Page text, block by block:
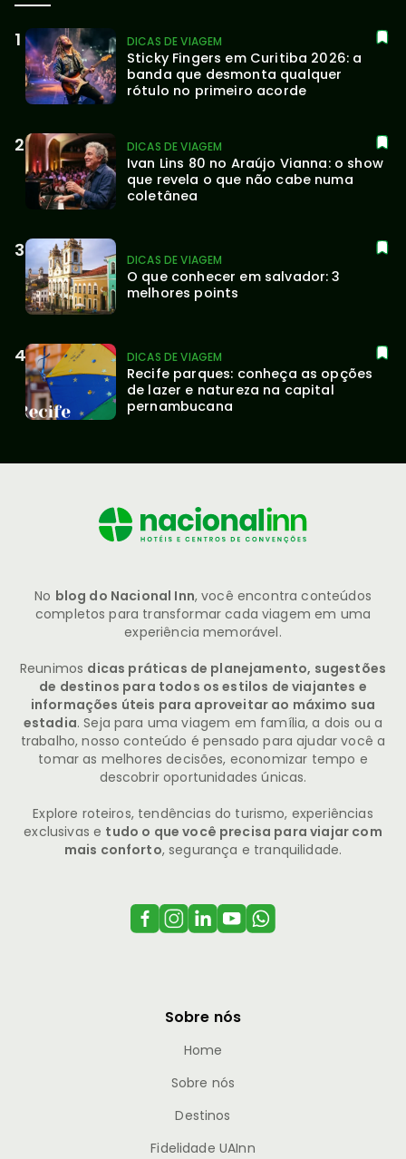
DICAS DE VIAGEM
Sticky Fingers em Curitiba 2026: a
banda que desmonta qualquer
rótulo no primeiro acorde
DICAS DE VIAGEM
Ivan Lins 80 no Araújo Vianna: o show
que revela o que não cabe numa
coletânea
DICAS DE VIAGEM
O que conhecer em salvador: 3
melhores points
DICAS DE VIAGEM
Recife parques: conheça as opções
de lazer e natureza na capital
pernambucana
No blog do Nacional Inn, você encontra conteúdos
completos para transformar cada viagem em uma
experiência memorável.
Reunimos dicas práticas de planejamento, sugestões
de destinos para todos os estilos de viajantes e
informações úteis para aproveitar ao máximo sua
estadia. Seja para uma viagem em família, a dois ou a
trabalho, nosso conteúdo é pensado para ajudar você a
tomar as melhores decisões, economizar tempo e
descobrir oportunidades únicas.
Explore roteiros, tendências do turismo, experiências
exclusivas e tudo o que você precisa para viajar com
mais conforto, segurança e tranquilidade.
Sobre nós
Home
Sobre nós
Destinos
Fidelidade UAInn